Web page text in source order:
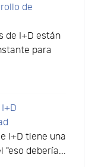
de
de I+D están
para
I+D tiene una
debería...